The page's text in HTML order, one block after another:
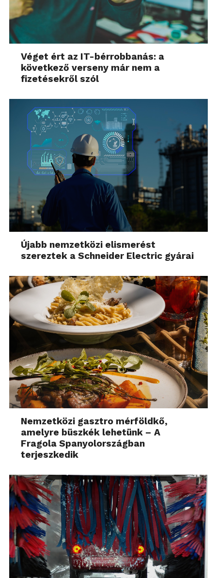
Véget ért az IT-bérrobbanás: a
következő verseny már nem a
fizetésekről szól
Újabb nemzetközi elismerést
szereztek a Schneider Electric gyárai
Nemzetközi gasztro mérföldkő,
amelyre büszkék lehetünk – A
Fragola Spanyolországban
terjeszkedik